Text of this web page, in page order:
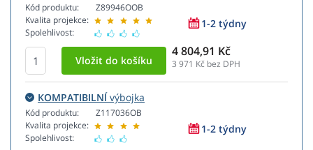
Kód produktu:
Kvalita projekce:
Spolehlivost:
Z89946OOB
1-2 týdny
4 804,91 Kč
3 971 Kč bez DPH
KOMPATIBILNÍvýbojka
Kód produktu:
Kvalita projekce:
Spolehlivost:
Z117036OB
1-2 týdny